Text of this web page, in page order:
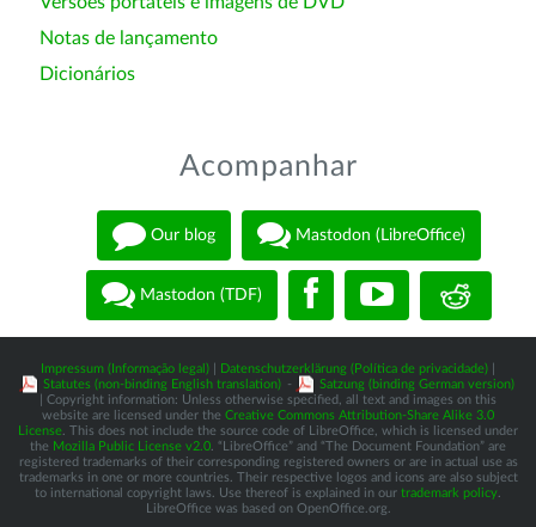
Notas de lançamento
Dicionários
Acompanhar
Our blog Mastodon (LibreOffice)
Mastodon (TDF)
Impressum (Informação legal) Datenschutzerklärung (Política de privacidade)
Statutes (non-binding English translation) -
Satzung (binding German version)
| Copyright information: Unless otherwise specified, all text and images on this
website are licensed under the Creative Commons Attribution-Share Alike 3.0
License . This does not include the source code of LibreOffice, which is licensed under
the Mozilla Public License v2.0 . “LibreOffice” and “The Document Foundation” are
registered trademarks of their corresponding registered owners or are in actual use as
trademarks in one or more countries. Their respective logos and icons are also subject
to international copyright laws. Use thereof is explained in our trademark policy
LibreOffice was based on OpenOffice.org.